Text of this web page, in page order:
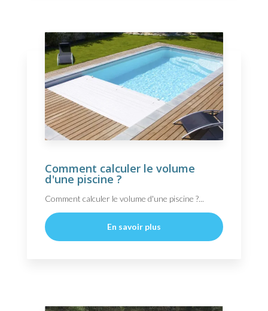
Comment calculer le volume
d'une piscine ?
Comment calculer le volume d'une piscine ?...
En savoir plus